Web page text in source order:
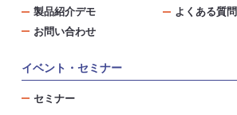
製品紹介デモ
よくある質問
お問い合わせ
イベント・セミナー
セミナー